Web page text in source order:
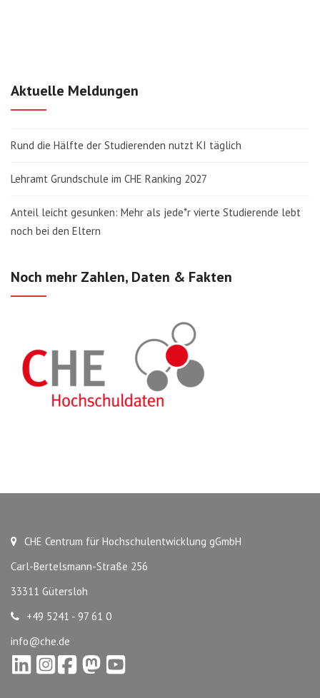
Aktuelle Meldungen
Rund die Hälfte der Studierenden nutzt KI täglich
Lehramt Grundschule im CHE Ranking 2027
Anteil leicht gesunken: Mehr als jede*r vierte Studierende lebt
noch bei den Eltern
Noch mehr Zahlen, Daten & Fakten
CHE Centrum für Hochschulentwicklung gGmbH
Carl-Bertelsmann-Straße 256
33311 Gütersloh
+49 5241 - 97 61 0
info@che.de